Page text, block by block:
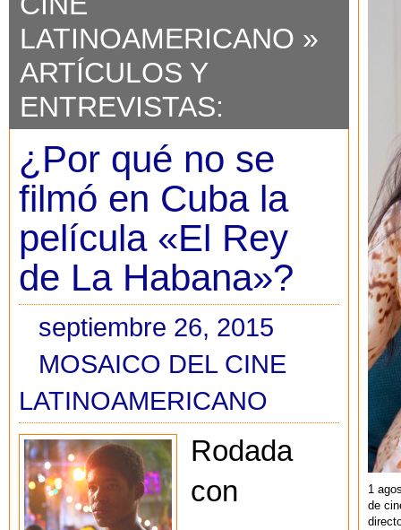
LATINOAMERICANO »
ARTÍCULOS Y
ENTREVISTAS:
¿Por qué no se
filmó en Cuba la
película «El Rey
de La Habana»?
septiembre 26, 2015
MOSAICO DEL CINE
LATINOAMERICANO
Rodada
con
1
de